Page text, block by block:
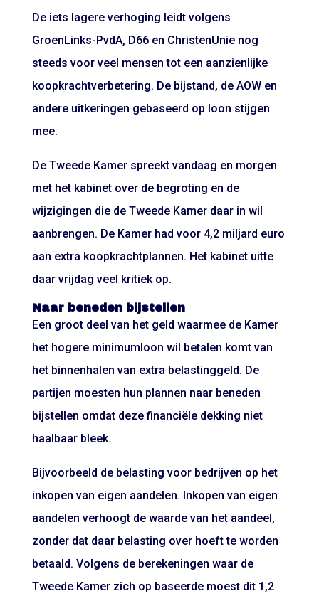
De iets lagere verhoging leidt volgens
GroenLinks-PvdA, D66 en ChristenUnie nog
steeds voor veel mensen tot een aanzienlijke
koopkrachtverbetering. De bijstand, de AOW en
andere uitkeringen gebaseerd op loon stijgen
mee.
De Tweede Kamer spreekt vandaag en morgen
met het kabinet over de begroting en de
wijzigingen die de Tweede Kamer daar in wil
aanbrengen. De Kamer had voor 4,2 miljard euro
aan extra koopkrachtplannen. Het kabinet uitte
daar vrijdag veel kritiek op.
Naar beneden bijstellen
Een groot deel van het geld waarmee de Kamer
het hogere minimumloon wil betalen komt van
het binnenhalen van extra belastinggeld. De
partijen moesten hun plannen naar beneden
bijstellen omdat deze financiële dekking niet
haalbaar bleek.
Bijvoorbeeld de belasting voor bedrijven op het
inkopen van eigen aandelen. Inkopen van eigen
aandelen verhoogt de waarde van het aandeel,
zonder dat daar belasting over hoeft te worden
betaald. Volgens de berekeningen waar de
Tweede Kamer zich op baseerde moest dit 1,2